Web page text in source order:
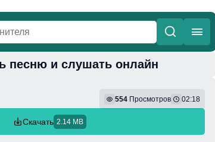
песню и слушать онлайн
554 Просмотров 02:18
Скачать 2.14 MB